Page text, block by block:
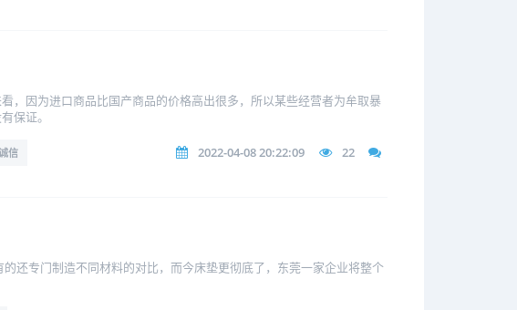
，因为进口商品比国产商品的价格高出很多，所以某些经营者为牟取暴
保证。
信 2022-04-08 20:22:09 22
还专门制造不同材料的对比，而今床垫更彻底了，东莞一家企业将整个